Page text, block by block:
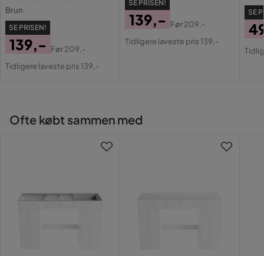
Brun
SE PRISEN!
Pris
139,-
Original
Før209,-
Tidligere laveste pris 139,-
SE PRISEN!
Pris
139,-
Original
Før209,-
Tidligere laveste pris 139,-
SE
Ofte købt sammen med